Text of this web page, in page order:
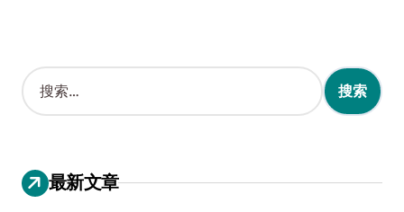
搜
索
：
最新文章